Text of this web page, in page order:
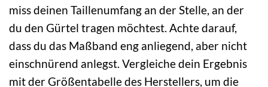
miss deinen Taillenumfang an der Stelle, an der
du den Gürtel tragen möchtest. Achte darauf,
dass du das Maßband eng anliegend, aber nicht
einschnürend anlegst. Vergleiche dein Ergebnis
mit der Größentabelle des Herstellers, um die